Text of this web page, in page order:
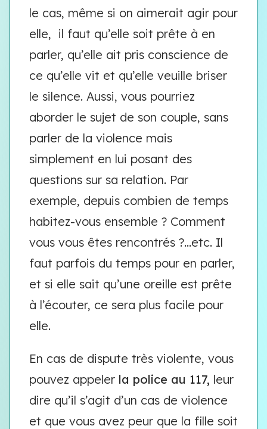
le cas, même si on aimerait agir pour
elle, il faut qu’elle soit prête à en
parler, qu’elle ait pris conscience de
ce qu’elle vit et qu’elle veuille briser
le silence. Aussi, vous pourriez
aborder le sujet de son couple, sans
parler de la violence mais
simplement en lui posant des
questions sur sa relation. Par
exemple, depuis combien de temps
habitez-vous ensemble ? Comment
vous vous êtes rencontrés ?...etc. Il
faut parfois du temps pour en parler,
et si elle sait qu’une oreille est prête
à l’écouter, ce sera plus facile pour
elle.
En cas de dispute très violente, vous
pouvez appeler la police au 117, leur
dire qu’il s’agit d’un cas de violence
et que vous avez peur que la fille soit